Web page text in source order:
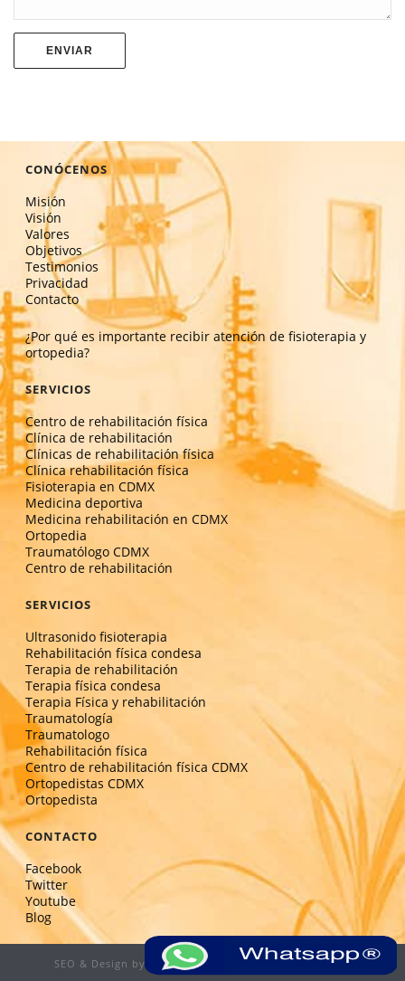
CONÓCENOS
Misión
Visión
Valores
Objetivos
Testimonios
Privacidad
Contacto
¿Por qué es importante recibir atención de fisioterapia y
ortopedia?
SERVICIOS
Centro de rehabilitación física
Clínica de rehabilitación
Clínicas de rehabilitación física
Clínica rehabilitación física
Fisioterapia en CDMX
Medicina deportiva
Medicina rehabilitación en CDMX
Ortopedia
Traumatólogo CDMX
Centro de rehabilitación
SERVICIOS
Ultrasonido fisioterapia
Rehabilitación física condesa
Terapia de rehabilitación
Terapia física condesa
Terapia Física y rehabilitación
Traumatología
Traumatologo
Rehabilitación física
Centro de rehabilitación física CDMX
Ortopedistas CDMX
Ortopedista
CONTACTO
Facebook
Twitter
Youtube
Blog
SEO & Design by: www.optimizacion-online.com